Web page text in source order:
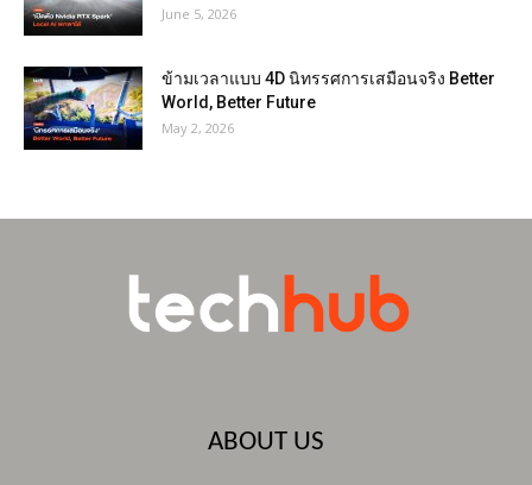
June 5, 2026
ข้ามเวลาแบบ 4D นิทรรศการเสมือนจริง Better
World, Better Future
May 2, 2026
ABOUT US